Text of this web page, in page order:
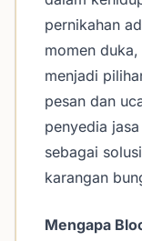
pernikahan
momen
menjadi
pesan dan
penyedia
sebagai
karangan
Mengapa